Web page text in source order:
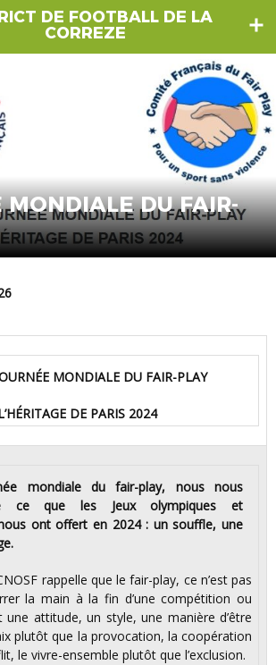
DE FOOTBALL DE LA
CORREZE
MONDIALE DU FAIR-
MONDIALE DU FAIR-PLAY
L’HÉRITAGE DE PARIS 2024
ce que les Jeux olympiques et
ont offert en 2024 : un souffle, une
la main à la fin d’une compétition ou
une attitude, un style, une manière d’être
plutôt que la provocation, la coopération
le vivre-ensemble plutôt que l’exclusion.